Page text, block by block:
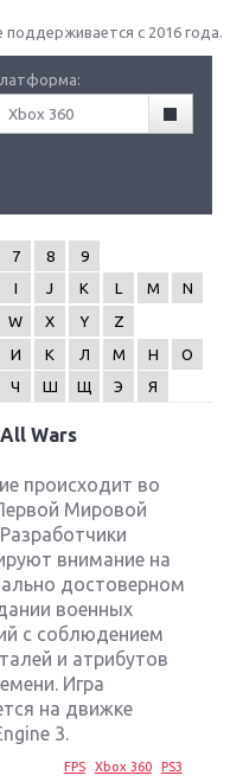
с 2016 года.
Xbox 360
7 8
9
I J K L M
N
W X Y
Z
И К Л М Н
О
Ч Ш Щ Э Я
Wars
происходит во
Мировой
внимание на
достоверном
военных
с соблюдением
и атрибутов
Игра
на движке
3.
FPS Xbox 360 PS3